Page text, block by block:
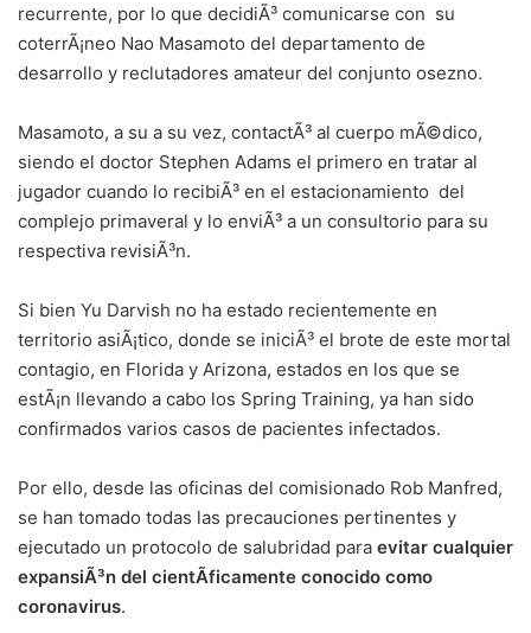
recurrente, por lo que decidiÃ³ comunicarse con su
coterrÃ¡neo Nao Masamoto del departamento de
desarrollo y reclutadores amateur del conjunto osezno.
Masamoto, a su a su vez, contactÃ³ al cuerpo mÃ©dico,
siendo el doctor Stephen Adams el primero en tratar al
jugador cuando lo recibiÃ³ en el estacionamiento del
complejo primaveral y lo enviÃ³ a un consultorio para su
respectiva revisiÃ³n.
Si bien Yu Darvish no ha estado recientemente en
territorio asiÃ¡tico, donde se iniciÃ³ el brote de este mortal
contagio, en Florida y Arizona, estados en los que se
estÃ¡n llevando a cabo los Spring Training, ya han sido
confirmados varios casos de pacientes infectados.
Por ello, desde las oficinas del comisionado Rob Manfred,
se han tomado todas las precauciones pertinentes y
ejecutado un protocolo de salubridad para evitar cualquier
expansiÃ³n del cientÃ­ficamente conocido como
coronavirus.